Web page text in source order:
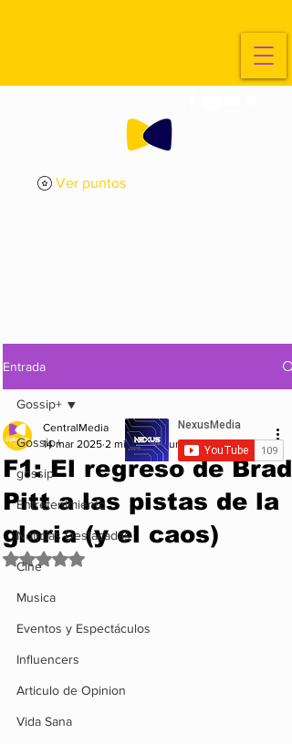
Ver puntos
Entrada
Gossip+
gossip
Entretenimiento
Noticias Destacadas
Cine
Musica
Eventos y Espectáculos
Influencers
Articulo de Opinion
Vida Sana
Gossip+
F1: El regreso de Brad
Pitt a las pistas de la
gloria (y el caos)
CentralMedia
14 mar 2025 2 min de lectura
Obtuvo NaN de 5 estrellas.